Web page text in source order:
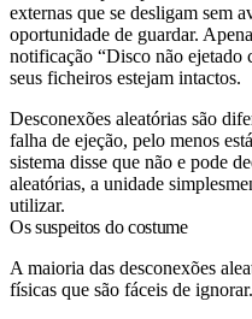
externas que se desligam sem
oportunidade de guardar.
notificação “Disco não ejetado
seus ficheiros estejam intactos.
Desconexões aleatórias são
falha de ejeção, pelo menos
sistema disse que não e pode
aleatórias, a unidade
utilizar.
Os suspeitos do costume
A maioria das desconexões
físicas que são fáceis de ignorar.